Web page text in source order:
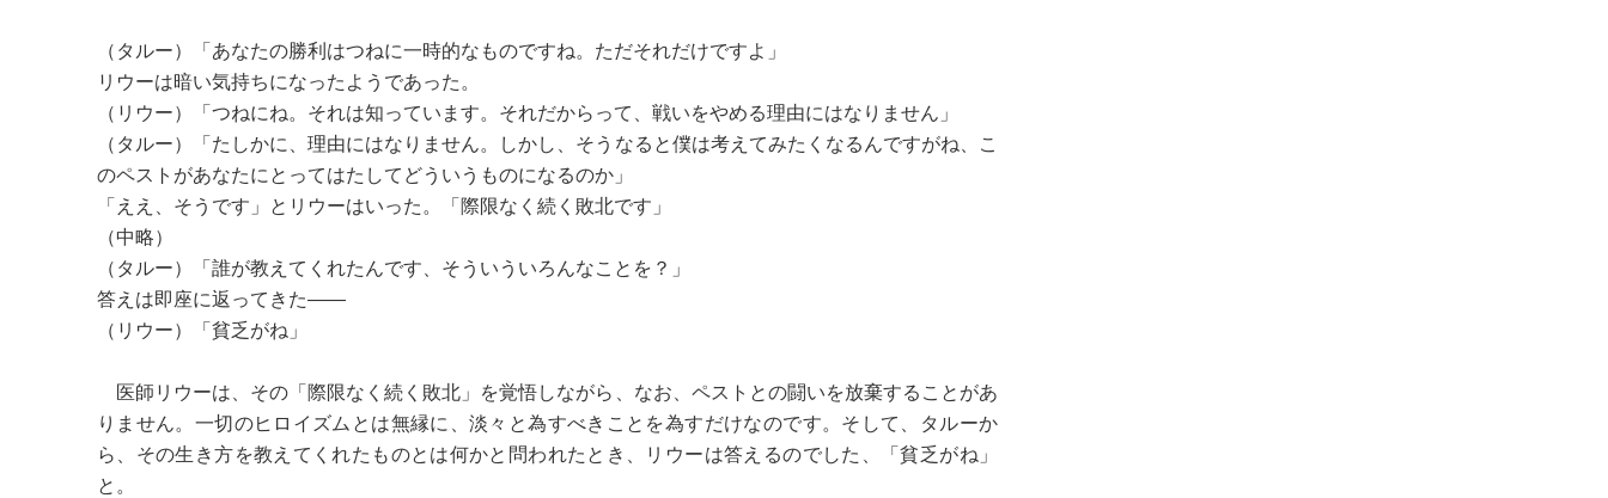
（タルー）「あなたの勝利はつねに一時的なものですね。ただそれだけですよ」
リウーは暗い気持ちになったようであった。
（リウー）「つねにね。それは知っています。それだからって、戦いをやめる理由にはなりません」
（タルー）「たしかに、理由にはなりません。しかし、そうなると僕は考えてみたくなるんですがね、こ
のペストがあなたにとってはたしてどういうものになるのか」
「ええ、そうです」とリウーはいった。「際限なく続く敗北です」
（中略）
（タルー）「誰が教えてくれたんです、そういういろんなことを？」
答えは即座に返ってきた――
（リウー）「貧乏がね」
医師リウーは、その「際限なく続く敗北」を覚悟しながら、なお、ペストとの闘いを放棄することがあ
りません。一切のヒロイズムとは無縁に、淡々と為すべきことを為すだけなのです。そして、タルーか
ら、その生き方を教えてくれたものとは何かと問われたとき、リウーは答えるのでした、「貧乏がね」
と。